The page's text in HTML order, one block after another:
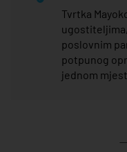
Tvrtka
poslovnim
potpunog
jednom